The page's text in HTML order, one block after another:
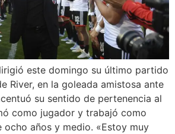
este domingo su último partido
River, en la goleada amistosa ante
su sentido de pertenencia al
como jugador y trabajó como
ocho años y medio. «Estoy muy